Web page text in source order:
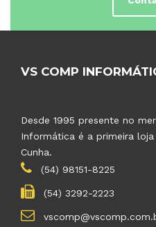
VS COMP
Desde 1995 presente no
Informática é a primeira
Cunha.
(54) 98151-8225
(54) 3292-2223